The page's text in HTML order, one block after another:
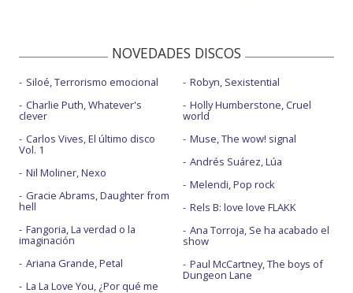
NOVEDADES DISCOS
Siloé, Terrorismo emocional
Charlie Puth, Whatever's
clever
Carlos Vives, El último disco
Vol. 1
Nil Moliner, Nexo
Gracie Abrams, Daughter from
hell
Fangoria, La verdad o la
imaginación
Ariana Grande, Petal
La La Love You, ¿Por qué me
Robyn, Sexistential
Holly Humberstone, Cruel
world
Muse, The wow! signal
Andrés Suárez, Lúa
Melendi, Pop rock
Rels B: love love FLAKK
Ana Torroja, Se ha acabado el
show
Paul McCartney, The boys of
Dungeon Lane